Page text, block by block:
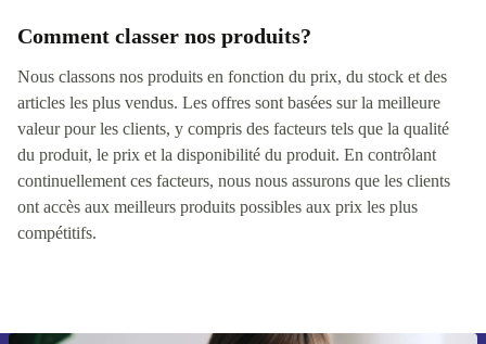
Comment classer nos produits?
Nous classons nos produits en fonction du prix, du stock et des
articles les plus vendus. Les offres sont basées sur la meilleure
valeur pour les clients, y compris des facteurs tels que la qualité
du produit, le prix et la disponibilité du produit. En contrôlant
continuellement ces facteurs, nous nous assurons que les clients
ont accès aux meilleurs produits possibles aux prix les plus
compétitifs.